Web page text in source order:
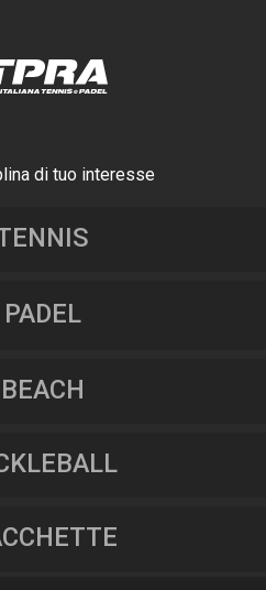
di tuo interesse
PADEL
BEACH